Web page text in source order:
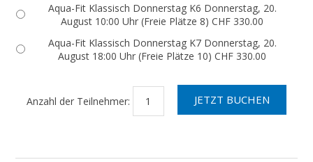
Aqua-Fit Klassisch Donnerstag K6 Donnerstag, 20.
August 10:00 Uhr (Freie Plätze 8) CHF 330.00
Aqua-Fit Klassisch Donnerstag K7 Donnerstag, 20.
August 18:00 Uhr (Freie Plätze 10) CHF 330.00
Anzahl der Teilnehmer: